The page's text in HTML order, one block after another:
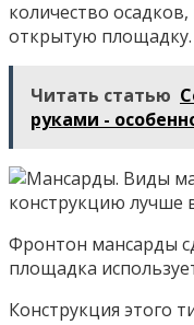
количество
открытую площадку.
Читать статью
руками -
Фронтон мансарды
площадка
Конструкция этого